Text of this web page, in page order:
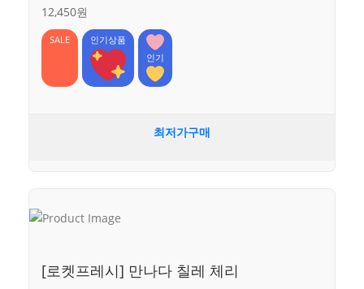
12,450원
SALE
인기상품
인기
최저가구매
[로켓프레시] 만나다 칠레 체리